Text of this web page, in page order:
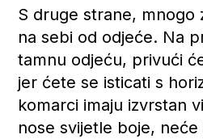
S druge strane, mnogo
na sebi od odjeće. Na
tamnu odjeću, privući
jer ćete se isticati s
komarci imaju izvrstan
nose svijetle boje,